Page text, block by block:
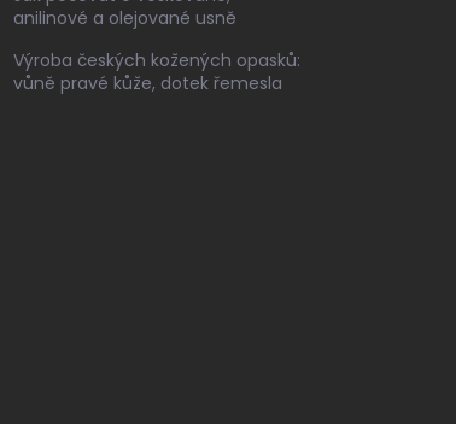
anilinové a olejované usně
Výroba českých kožených opasků:
vůně pravé kůže, dotek řemesla